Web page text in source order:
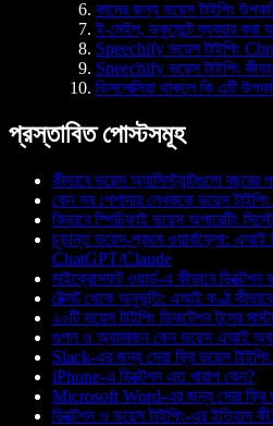
কাদের জন্য ভয়েস টাইপিং
ই-মেইল, ডকুমেন্টে ব্যবহার করা
Speechify ভয়েস টাইপিং
Speechify ভয়েস টাইপিং
ডিসলেক্সিয়া থাকলে কি এটি
প্রস্তাবিত পোস্টসমূহ
কীভাবে ভয়েস অ্যাসিস্ট্যান্টগুলো বছরের
কেন সব পেশাদার লেখককে ভয়েস
কিভাবে স্পিচিফাই ভয়েস অপারেটিং
চূড়ান্ত ভয়েস-প্রথম ওয়ার্কফ্লো: এআই
ChatGPT/Claude
মাইক্রোসফট ওয়ার্ড-এ কীভাবে ডিক্টেশন
টেক্সট থেকে অনুভূতি: এআই কণ্ঠ
২০টি ভয়েস টাইপিং ডিকটেশন টুলের
গুগল ও অ্যামাজন কেন ভয়েস এআই
Slack-এর জন্য সেরা ফ্রি ভয়েস টাইপিং
iPhone-এ ডিক্টেশন এত খারাপ কেন?
Microsoft Word-এর জন্য সেরা ফ্রি
ডিক্টেশন ও ভয়েস টাইপিং-এর ইতিহাস